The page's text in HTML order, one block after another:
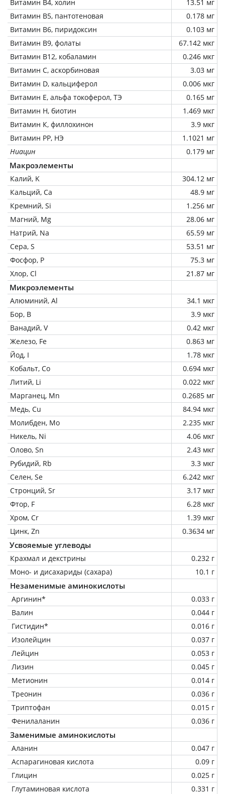
Витамин В4, холин
13.51 мг
Витамин В5, пантотеновая
0.178 мг
Витамин В6, пиридоксин
0.103 мг
Витамин В9, фолаты
67.142 мкг
Витамин В12, кобаламин
0.246 мкг
Витамин C, аскорбиновая
3.03 мг
Витамин D, кальциферол
0.006 мкг
Витамин Е, альфа токоферол, ТЭ
0.165 мг
Витамин Н, биотин
1.469 мкг
Витамин К, филлохинон
3.9 мкг
Витамин РР, НЭ
1.1021 мг
Ниацин
0.179 мг
Макроэлементы
Калий, K
304.12 мг
Кальций, Ca
48.9 мг
Кремний, Si
1.256 мг
Магний, Mg
28.06 мг
Натрий, Na
65.59 мг
Сера, S
53.51 мг
Фосфор, P
75.3 мг
Хлор, Cl
21.87 мг
Микроэлементы
Алюминий, Al
34.1 мкг
Бор, B
3.9 мкг
Ванадий, V
0.42 мкг
Железо, Fe
0.863 мг
Йод, I
1.78 мкг
Кобальт, Co
0.694 мкг
Литий, Li
0.022 мкг
Марганец, Mn
0.2685 мг
Медь, Cu
84.94 мкг
Молибден, Mo
2.235 мкг
Никель, Ni
4.06 мкг
Олово, Sn
2.43 мкг
Рубидий, Rb
3.3 мкг
Селен, Se
6.242 мкг
Стронций, Sr
3.17 мкг
Фтор, F
6.28 мкг
Хром, Cr
1.39 мкг
Цинк, Zn
0.3634 мг
Усвояемые углеводы
Крахмал и декстрины
0.232 г
Моно- и дисахариды (сахара)
10.1 г
Незаменимые аминокислоты
Аргинин*
0.033 г
Валин
0.044 г
Гистидин*
0.016 г
Изолейцин
0.037 г
Лейцин
0.053 г
Лизин
0.045 г
Метионин
0.014 г
Треонин
0.036 г
Триптофан
0.015 г
Фенилаланин
0.036 г
Заменимые аминокислоты
Аланин
0.047 г
Аспарагиновая кислота
0.09 г
Глицин
0.025 г
Глутаминовая кислота
0.331 г